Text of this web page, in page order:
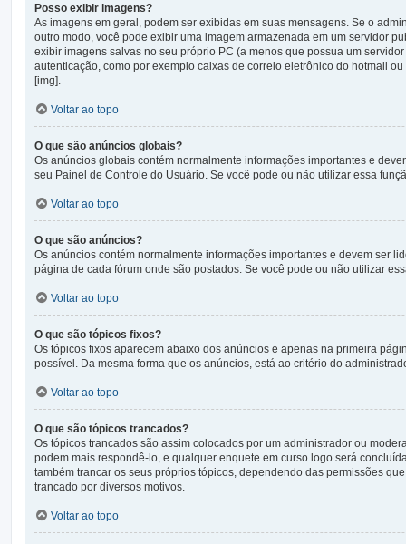
Posso exibir imagens?
As imagens em geral, podem ser exibidas em suas mensagens. Se o
outro modo, você pode exibir uma imagem armazenada em um servidor
exibir imagens salvas no seu próprio PC (a menos que possua um
autenticação, como por exemplo caixas de correio eletrônico do hotmail
[img].
Voltar ao topo
O que são anúncios globais?
Os anúncios globais contém normalmente informações importantes e
seu Painel de Controle do Usuário. Se você pode ou não utilizar essa
Voltar ao topo
O que são anúncios?
Os anúncios contém normalmente informações importantes e devem ser
página de cada fórum onde são postados. Se você pode ou não utilizar
Voltar ao topo
O que são tópicos fixos?
Os tópicos fixos aparecem abaixo dos anúncios e apenas na primeira
possível. Da mesma forma que os anúncios, está ao critério do
Voltar ao topo
O que são tópicos trancados?
Os tópicos trancados são assim colocados por um administrador ou
podem mais respondê-lo, e qualquer enquete em curso logo será
também trancar os seus próprios tópicos, dependendo das permissões
trancado por diversos motivos.
Voltar ao topo